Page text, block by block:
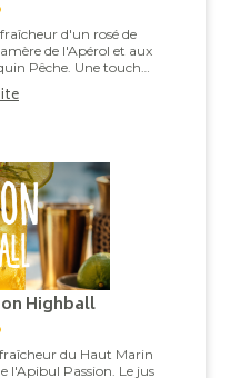
d'un rosé de
de l'Apérol et aux
Pêche. Une touche
Highball
du Haut Marin
l'Apibul Passion. Le jus